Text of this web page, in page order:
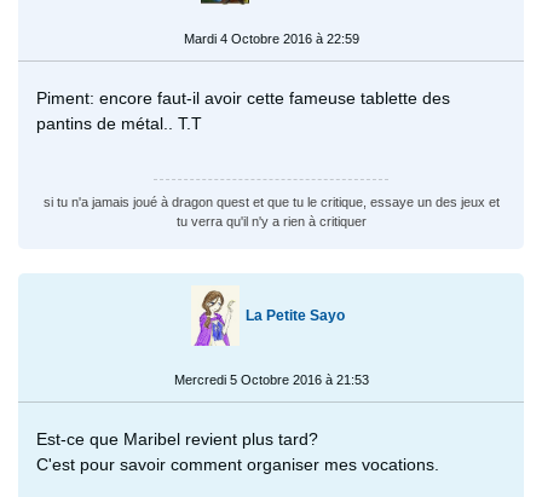
Mardi 4 Octobre 2016 à 22:59
Piment: encore faut-il avoir cette fameuse tablette des
pantins de métal.. T.T
si tu n'a jamais joué à dragon quest et que tu le critique, essaye un des jeux et
tu verra qu'il n'y a rien à critiquer
La Petite Sayo
Mercredi 5 Octobre 2016 à 21:53
Est-ce que Maribel revient plus tard?
C'est pour savoir comment organiser mes vocations.